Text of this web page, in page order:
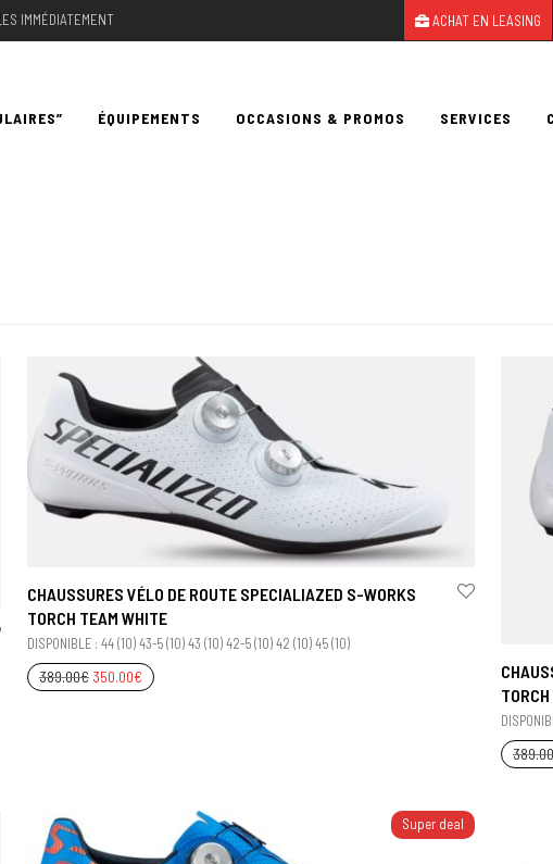
IMMÉDIATEMENT ACHAT EN LEASING
ÉQUIPEMENTS OCCASIONS & PROMOS SERVICES
CHAUSSURES VÉLO DE ROUTE SPECIALIAZED S-WORKS
TORCH TEAM WHITE
DISPONIBLE : 44 (10) 43-5 (10) 43 (10) 42-5 (10) 42 (10) 45 (10)
389.00€ 350.00€
389.00
Super deal